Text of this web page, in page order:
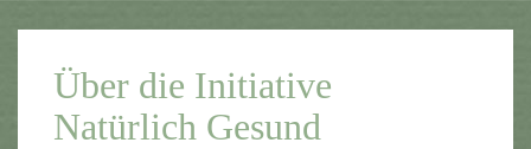
Über die Initiative
Natürlich Gesund